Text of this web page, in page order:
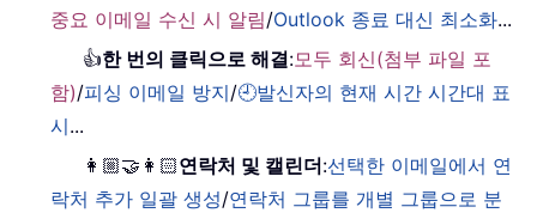
중요 이메일 수신 시 알림/Outlook 종료 대신 최소화...
👍한 번의 클릭으로 해결:모두 회신(첨부 파일 포
함)/피싱 이메일 방지/🕘발신자의 현재 시간 시간대 표
시...
👩🏼‍🤝‍👩🏻연락처 및 캘린더:선택한 이메일에서 연
락처 추가 일괄 생성/연락처 그룹를 개별 그룹으로 분